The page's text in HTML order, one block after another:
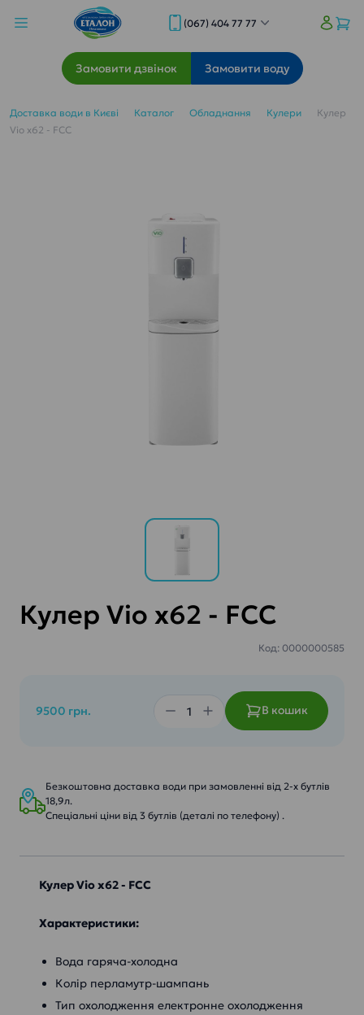
(067) 404 77 77
Замовити дзвінок Замовити воду
Доставка води в Києві Каталог Обладнання Кулери
Кулер
Vio x62 - FCC
Кулер Vio x62 - FCC
Код: 0000000585
9500 грн. В кошик
Безкоштовна доставка води при замовленні від 2-х бутлів
18,9л.
Спеціальні ціни від 3 бутлів (деталі по телефону) .
Кулер Vio x62 - FCC
Характеристики:
Вода гаряча-холодна
Колір перламутр-шампань
Тип охолодження електронне охолодження